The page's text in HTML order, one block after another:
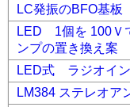
LC発振のBFO基板
LED 1個を 100
ンプの置き換え案
LED式 ラジオイ
LM384 ステレオア